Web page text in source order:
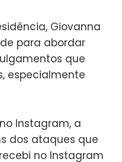
Giovanna
para abordar
que
especialmente
Instagram, a
dos ataques que
no Instagram